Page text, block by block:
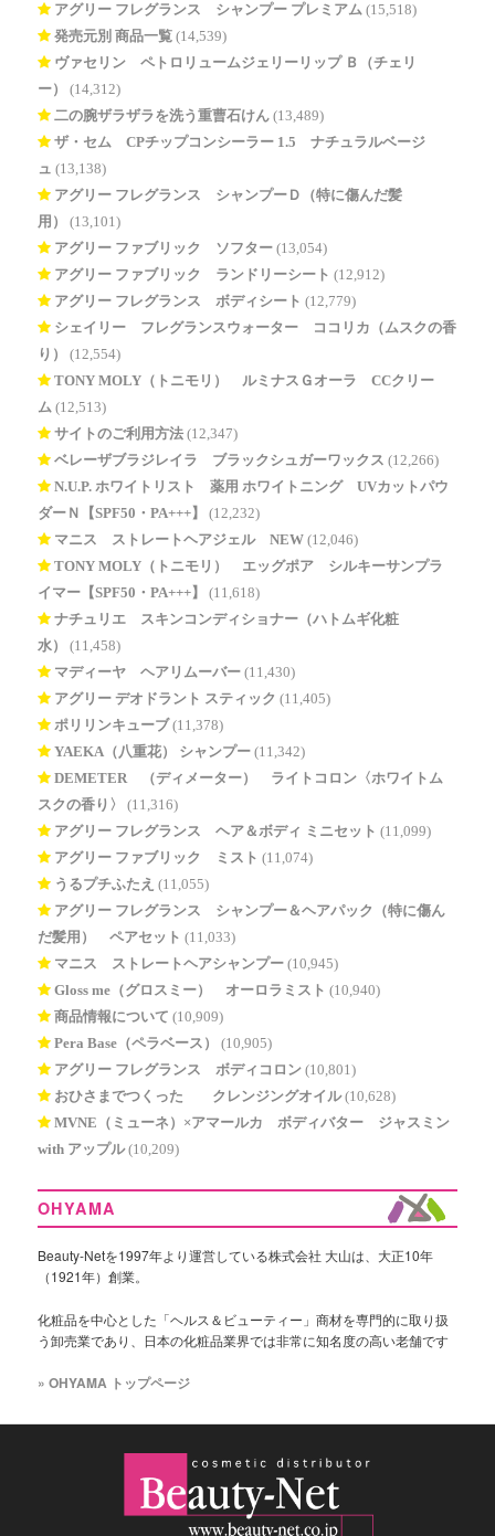
アグリー フレグランス シャンプー プレミアム (15,518)
発売元別 商品一覧 (14,539)
ヴァセリン ペトロリュームジェリーリップ Ｂ（チェリ
ー）
(14,312)
二の腕ザラザラを洗う重曹石けん (13,489)
ザ・セム CPチップコンシーラー 1.5 ナチュラルベージ
ュ (13,138)
アグリー フレグランス シャンプーＤ（特に傷んだ髪
用）
(13,101)
アグリー ファブリック ソフター (13,054)
アグリー ファブリック ランドリーシート (12,912)
アグリー フレグランス ボディシート (12,779)
シェイリー フレグランスウォーター ココリカ（ムスクの香
り）
(12,554)
TONY MOLY（トニモリ） ルミナスＧオーラ CCクリー
ム (12,513)
サイトのご利用方法 (12,347)
ベレーザブラジレイラ ブラックシュガーワックス (12,266)
N.U.P. ホワイトリスト 薬用 ホワイトニング UVカットパウ
ダーＮ【SPF50・PA+++】
(12,232)
マニス ストレートヘアジェル NEW (12,046)
TONY MOLY（トニモリ） エッグポア シルキーサンプラ
イマー【SPF50・PA+++】
(11,618)
ナチュリエ スキンコンディショナー（ハトムギ化粧
水）
(11,458)
マディーヤ ヘアリムーバー (11,430)
アグリー デオドラント スティック (11,405)
ポリリンキューブ (11,378)
YAEKA（八重花） シャンプー (11,342)
DEMETER®（ディメーター） ライトコロン〈ホワイトム
スクの香り〉
(11,316)
アグリー フレグランス ヘア＆ボディ ミニセット (11,099)
アグリー ファブリック ミスト (11,074)
うるプチふたえ (11,055)
アグリー フレグランス シャンプー＆ヘアパック（特に傷ん
だ髪用） ペアセット (11,033)
マニス ストレートヘアシャンプー (10,945)
Gloss me（グロスミー） オーロラミスト (10,940)
商品情報について (10,909)
Pera Base（ペラベース）
(10,905)
アグリー フレグランス ボディコロン (10,801)
おひさまでつくった® クレンジングオイル (10,628)
MVNE（ミューネ）×アマールカ ボディバター ジャスミン
with アップル (10,209)
OHYAMA
Beauty-Netを1997年より運営している株式会社 大山は、大正10年
（1921年）創業。
化粧品を中心とした「ヘルス＆ビューティー」商材を専門的に取り扱
う卸売業であり、日本の化粧品業界では非常に知名度の高い老舗です
» OHYAMA トップページ